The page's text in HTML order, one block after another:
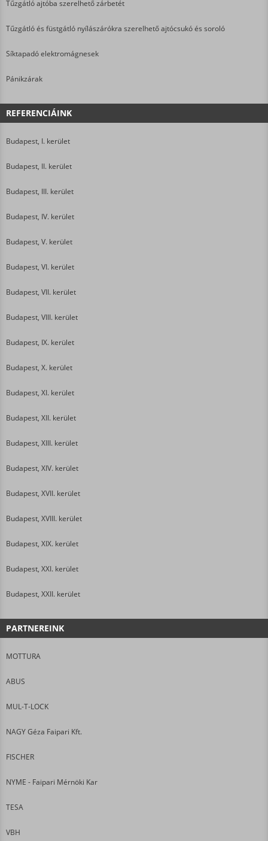
Tűzgátló ajtóba szerelhető zárbetét
Tűzgátló és füstgátló nyílászárókra szerelhető ajtócsukó és soroló
Síktapadó elektromágnesek
Pánikzárak
REFERENCIÁINK
Budapest, I. kerület
Budapest, II. kerület
Budapest, III. kerület
Budapest, IV. kerület
Budapest, V. kerület
Budapest, VI. kerület
Budapest, VII. kerület
Budapest, VIII. kerület
Budapest, IX. kerület
Budapest, X. kerület
Budapest, XI. kerület
Budapest, XII. kerület
Budapest, XIII. kerület
Budapest, XIV. kerület
Budapest, XVII. kerület
Budapest, XVIII. kerület
Budapest, XIX. kerület
Budapest, XXI. kerület
Budapest, XXII. kerület
PARTNEREINK
MOTTURA
ABUS
MUL-T-LOCK
NAGY Géza Faipari Kft.
FISCHER
NYME - Faipari Mérnöki Kar
TESA
VBH